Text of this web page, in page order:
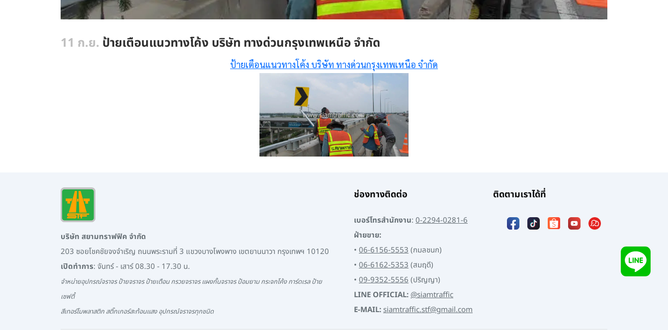
11 ก.ย. ป้ายเตือนแนวทางโค้ง บริษัท ทางด่วนกรุงเทพเหนือ จำกัด
ป้ายเตือนแนวทางโค้ง บริษัท ทางด่วนกรุงเทพเหนือ จำกัด
บริษัท สยามทราฟฟิค จำกัด
203 ซอยโชคชัยจงจำเริญ ถนนพระรามที่ 3 แขวงบางโพงพาง เขตยานนาวา กรุงเทพฯ 10120
เปิดทำการ: จันทร์ - เสาร์ 08.30 - 17.30 น.
จำหน่ายอุปกรณ์จราจร ป้ายจราจร ป้ายเตือน กรวยจราจร แผงกั้นจราจร ป้อมยาม กระจกโค้ง การ์ดเรล ป้าย
เซฟตี้
สีเทอร์โมพลาสติก สติ๊กเกอร์สะท้อนแสง อุปกรณ์จราจรทุกชนิด
ช่องทางติดต่อ
เบอร์โทรสำนักงาน: 0-2294-0281-6
ฝ่ายขาย:
• 06-6156-5553 (กมลชนก)
• 06-6162-5353 (สมฤดี)
• 09-9352-5556 (ปริญญา)
LINE OFFICIAL: @siamtraffic
E-MAIL: siamtraffic.stf@gmail.com
ติดตามเราได้ที่